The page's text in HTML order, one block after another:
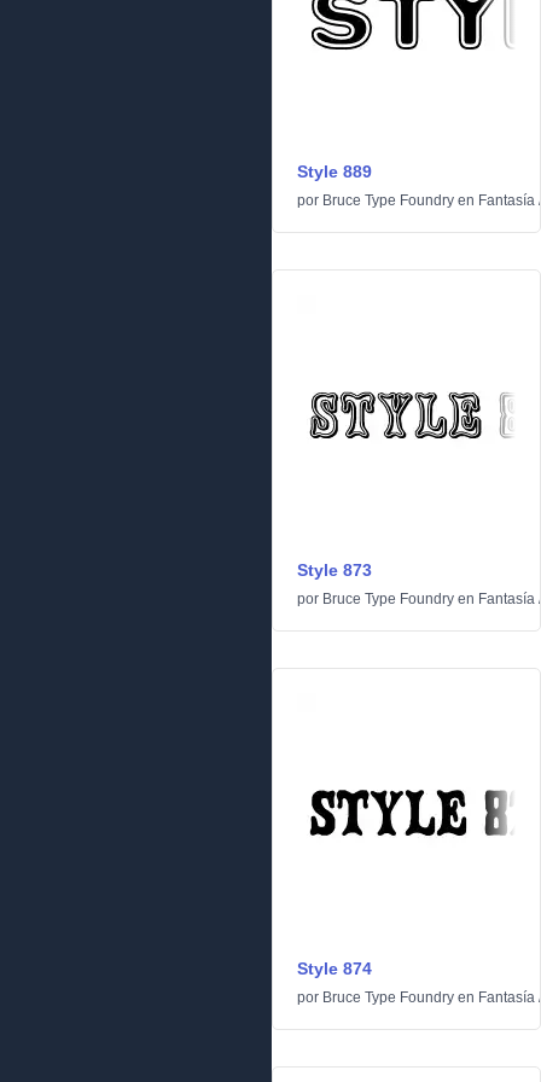
Style 889
por Bruce Type Foundry en Fantasía
Style 873
por Bruce Type Foundry en Fantasía
Style 874
por Bruce Type Foundry en Fantasía